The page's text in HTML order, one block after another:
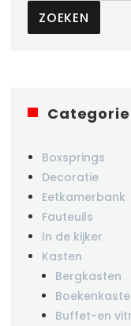
ZOEKEN
Boxsprings
Decoratie
Eetkamerbank
Fauteuils
In de kijker
Kasten
Bergkasten
Buffet-en